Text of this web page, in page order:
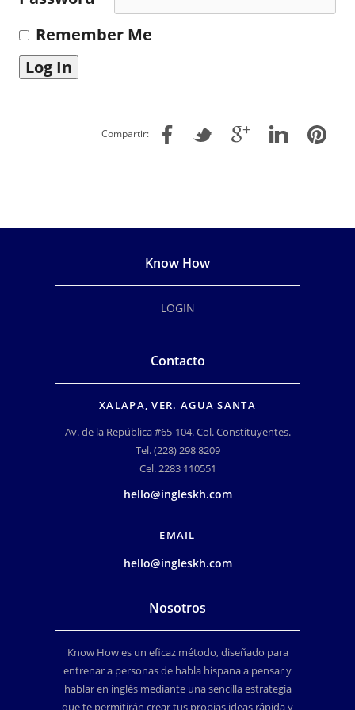
Remember Me
Compartir:
Know How
LOGIN
Contacto
XALAPA, VER. AGUA SANTA
Av. de la República #65-104. Col. Constituyentes.
Tel. (228) 298 8209
Cel. 2283 110551
hello@ingleskh.com
EMAIL
hello@ingleskh.com
Nosotros
Know How es un eficaz método, diseñado para
entrenar a personas de habla hispana a pensar y
hablar en inglés mediante una sencilla estrategia
que te permitirán crear tus propias ideas rápida y